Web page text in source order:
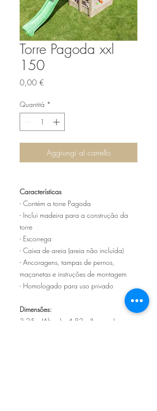
Torre Pagoda xxl
150
0,00 €
Quantità *
Aggiungi al carrello
Características
- Contém a torre Pagoda
- Inclui madeira para a construção da
torre
- Escorrega
- Caixa de areia (areia não incluída)
- Ancoragens, tampas de pernos,
maçanetas e instruções de montagem
- Homologado para uso privado
Dimensões:
3,25m (Altura) x 4,82m (Largura) x